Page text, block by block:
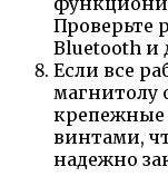
Проверьте
Bluetooth и
Если все
магнитолу
крепежные
винтами,
надежно